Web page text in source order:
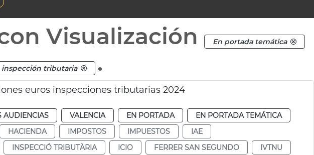
Visualización En portada temática
inspección tributaria .
euros inspecciones tributarias 2024
AUDIENCIAS VALENCIA EN PORTADA
EN PORTADA TEMÁTICA
HACIENDA IMPOSTOS IMPUESTOS
IAE
INSPECCIÓ TRIBUTÀRIA ICIO FERRER SAN SEGUNDO IVTNU